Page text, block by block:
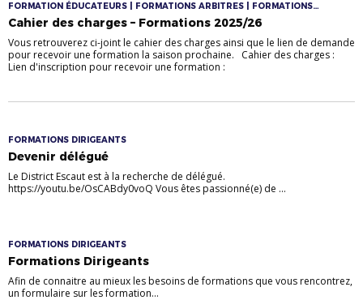
FORMATION ÉDUCATEURS | FORMATIONS ARBITRES | FORMATIONS
DIRIGEANTS
Cahier des charges – Formations 2025/26
Vous retrouverez ci-joint le cahier des charges ainsi que le lien de demande
pour recevoir une formation la saison prochaine. Cahier des charges :
Lien d'inscription pour recevoir une formation :
FORMATIONS DIRIGEANTS
Devenir délégué
Le District Escaut est à la recherche de délégué.
https://youtu.be/OsCABdy0voQ Vous êtes passionné(e) de ...
FORMATIONS DIRIGEANTS
Formations Dirigeants
Afin de connaitre au mieux les besoins de formations que vous rencontrez,
un formulaire sur les formation...